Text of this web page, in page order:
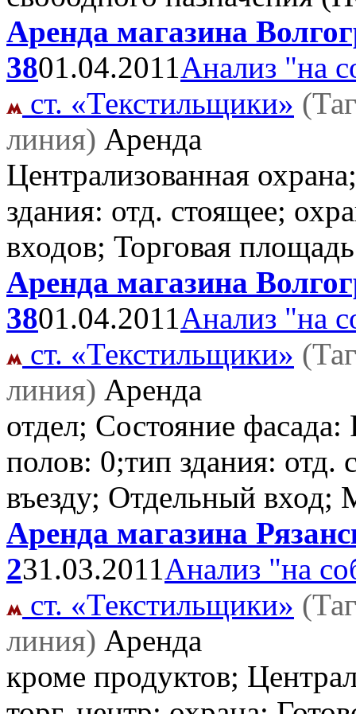
Аренда магазина
3801.04.2011Анализ "на
ст. «Текстильщики»
линия) Аренда
Централизованная
здания: отд. стоящее;
входов; Торговая
Аренда магазина
3801.04.2011Анализ "на
ст. «Текстильщики»
линия) Аренда
отдел; Состояние
полов: 0;тип здания: отд.
въезду; Отдельный вход;
Аренда магазина
231.03.2011Анализ "на
ст. «Текстильщики»
линия) Аренда
кроме продуктов;